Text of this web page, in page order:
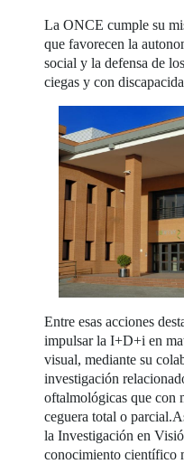
La ONCE cumple su
que favorecen la
social y la defensa de
ciegas y con
Entre esas acciones
impulsar la I+D+i en
visual, mediante su
investigación
oftalmológicas que con
ceguera total o
la Investigación en
conocimiento científico